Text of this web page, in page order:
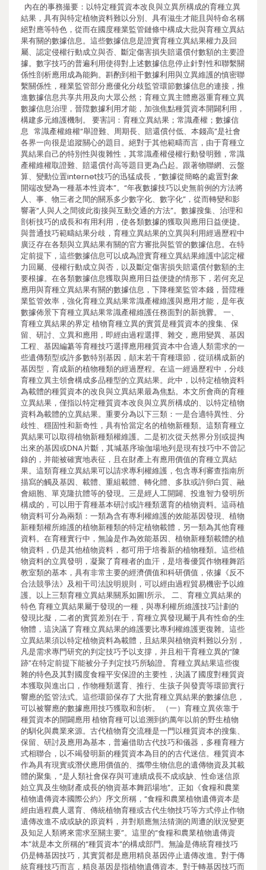
內在的事務撮要：以特定種質資本改良與立異所構成的育種立異
結果，具有與特定植物資料難以分別、具有滋生才能且與特命名稱
絕對應等特色，從而在國度種業監管鏈條中構成大批與育種立異結
果有關的數據信息。這些數據信息是證實育種立異結果權力及回
屬、認定侵權行動成立與否、斷定傷害損失賠還償付數額的主要證
據。數字技巧的普遍利用使得對上述數據信息停止針對性和聯繫關
係性剖析應用成為能夠。斟酌到相干數據利用與立異維護的慎密聯
繫關係性，種業監管部分應優化分歧監管環節數據信息的連接，推
進數據信息共享共用及向大眾公然；育種立異主體應器重育種立異
數據信息治理，晉陞數據利用才能，加強焦點種質資本開闢利用，
構建多元維護機制。 要害詞：育種立異結果；常識產權；數據信
息 常識產權維權“舉證難、周期長、賠還償付低、本錢高”是社會
各界一向很是追蹤關心的題目。絕對于其他範疇而言，由于育種立
異結果自己的特別性與復雜性，其常識產權侵權行動發明難，常識
產權維權取證難、賠還償付高等題目更為凸起。跟著物聯網、云盤
算、變動位置internet技巧的迅猛成長，“數據從簡略的處置對象
開端改變為一種基本性資本”。“年夜數據技巧以史無前例的方法將
人、事、物三者之間的關系多少數字化、數字化”，從而轉變和影
響著“人與人之間彼此銜接與互動交通的方法”。數據搜集、治理和
剖析技巧的成長和有用利用，使各類數據的獲取與應用日益便捷。
與普通技巧範疇結果分歧，育種立異結果的立異與利用經過歷程中
廣泛存在各類與立異結果有關的官方審批與監管的數據信息。在特
定前提下，這些數據信息可以成為證實育種立異結果維護中認定權
力回屬、侵權行動成立與否，以及斷定傷害損失賠還償付數額的主
要根據。在各類數據信息獲取與應用日益便捷的情形下，若何充足
應用與育種立異結果有關的數據信息，下降種業監管本錢，晉陞種
業監管效率，強化育種立異結果常識產權維護與應用才能，是年夜
數據佈景下育種立異結果常識產權維護任務面對的新挑釁。 一、
育種立異結果的界定 植物育種立異的實質是種質資本的搜集、保
留、研討、立異和應用，即經由過程選擇、雜交，應用變異、基因
工程、基因編纂等育種技巧選擇應用種質資本中合適人類需求的一
些遺傳類型或許多數特別基因，顛末若干育種環節，從頭構成新的
基因型，育成新的植物種類的經過歷程。在這一經過歷程中，分歧
育種立異主領會構成多品種型的立異結果。此中，以特定植物資料
為載體的種質資本的改良與立異結果最為焦點。本文所會商的育種
立異結果，僅指以特定種質資本改良與立異所構成的、以特定植物
資料為載體的立異結果。重要分為以下三類：一是合適特異性、分
歧性、穩固性和新奇性，具有恰當定名的植物新種類。這類育種立
異結果可以取得植物新種類權維護。二是初次從天然界分別或提掏
出來的基因或DNA片斷，其堿基序瑜伽場地列是現有技巧中不曾記
錄的，并能被確實地表征，且在財產上有應用價值的育種立異結
果。這類育種立異結果可以請求專利權維護，包含專利審查指南所
描寫的觸及基因、載體、重組載體、轉化體、多肽或許卵白質、融
會細胞、單克隆抗體等的發現。三是經人工開闢、投進智力發明所
構成的，可以用于育種基本研討或許種類選育的植物資料。這蒔植
物資料可分為兩類：一類為含有專利權維護的效能基因發現、植物
新種類權所維護的植物新種類的特定植物載體，另一類為其他育種
資料。在育種實行中，無論是作為效能基因、植物新種類載體的植
物資料，仍是其他植物資料，都可用于培養新的植物種類。這些植
物資料的立異發明，凝聚了育種者的血汗，是培養優質作物種舞蹈
教室類的基本，具有非常主要的經濟價值和科研價值，依據《反不
合法競爭法》及相干司法說明規則，可以經由過程貿易機密予以維
護。以上三類育種立異結果關系如圖1所示。 二、育種立異結果的
特色 育種立異結果屬于發現的一種，與專利權所維護技巧計劃的
發現比擬，二者的實質差別在于，育種立異發現屬于具有性命的生
物體，這決議了育種立異結果的維護要比專利權維護更復雜。這些
立異結果須以特定植物資料為載體，且結果與植物資料難以分別，
凡是需求專門研究的判定技巧予以支撐，并且相干育種立異的“陳
跡”在特定前提下能被分子判定技巧所驗證。育種立異結果這些復
雜的特色及其對國度食糧平安保證的主要性，決議了國度對種質資
本獲取與進出口，作物種類選育、推行、生孩子與發賣等環節實行
響應的監管法式。這些環節保存了大批育種立異結果的數據信息，
可以被響應的數據應用技巧獲取和剖析。 （一）育種立異依靠于
種質資本的開闢應用 植物育種可以追溯到約萬年以前的野生植物
的馴化與農業來源。古代植物育交流種是一門以種質資本的搜集、
保留、研討及應用為基本，普遍借助古代技巧和儀器，多種育種方
式相聯合，以不竭發明新的種質資本為目的的古代迷信。種質資本
作為具有現實或潛伏應用價值的、攜帶生物信息的遺傳物資及其載
體的聚集，“是人類社會保存與可連續成長不成或缺、性命迷信原
始立異及生物財產成長的物資基本舞蹈場地”。正如《食糧和農業
植物遺傳資本國際公約》序文所稱，“食糧和農業植物遺傳資本是
經由過程農人選育、傳統植物育種或古代生物技巧等方式停止作物
遺傳改進不成或缺的原資料，并對順應無法猜測的周遭的狀況變更
及知足人類將來需求至關主要”。這里的“食糧和農業植物遺傳資
本”就是本文所稱的“種質資本”的構成部門。無論是傳統育種技巧
仍是轉基因技巧，其實質都是應用精良基因停止遺傳改進。對于傳
統育種技巧而言，精良基因是指植物遺傳資本。對于轉基因技巧而